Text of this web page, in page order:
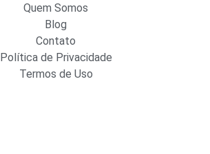
Quem Somos
Blog
Contato
Política de Privacidade
Termos de Uso